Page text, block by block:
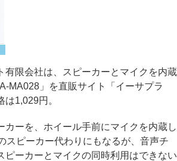
限会社は、スピーカーとマイクを内蔵
MA028」を直販サイト「イーサプラ
1,029円。
ーを、ホイール手前にマイクを内蔵し
スピーカー代わりにもなるが、音声チ
ピーカーとマイクの同時利用はできない